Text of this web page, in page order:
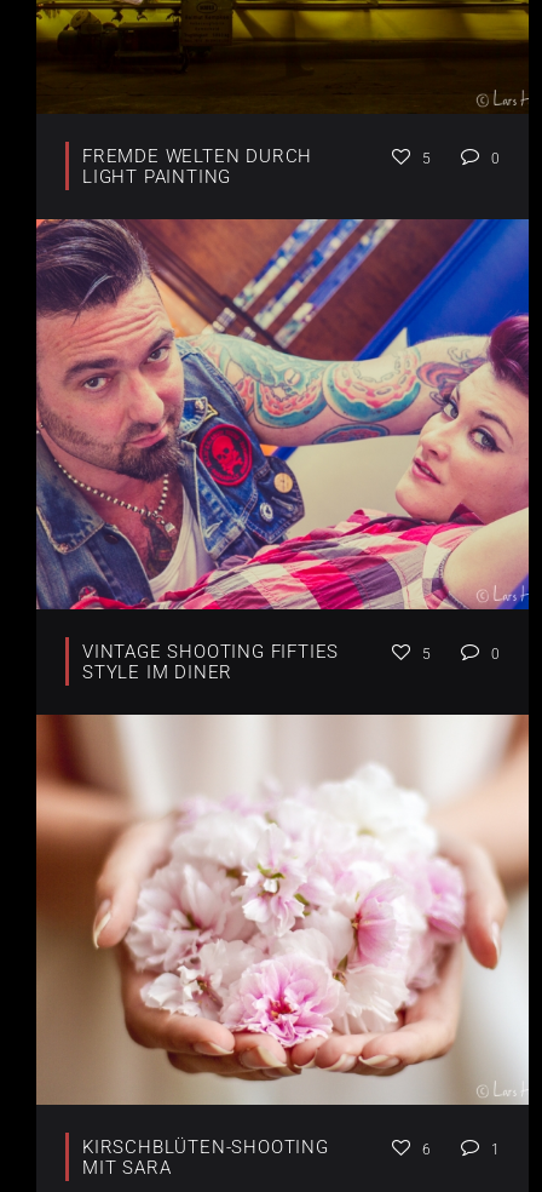
FREMDE WELTEN DURCH
LIGHT PAINTING
5 0
VINTAGE SHOOTING FIFTIES
STYLE IM DINER
5 0
KIRSCHBLÜTEN-SHOOTING
MIT SARA
6 1